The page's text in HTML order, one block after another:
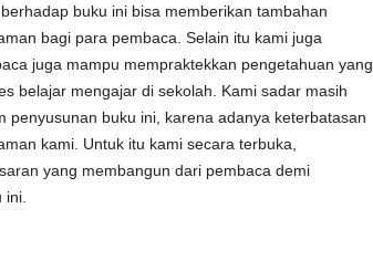
buku ini bisa memberikan tambahan
bagi para pembaca. Selain itu kami juga
juga mampu mempraktekkan pengetahuan yang
belajar mengajar di sekolah. Kami sadar masih
penyusunan buku ini, karena adanya keterbatasan
kami. Untuk itu kami secara terbuka,
yang membangun dari pembaca demi